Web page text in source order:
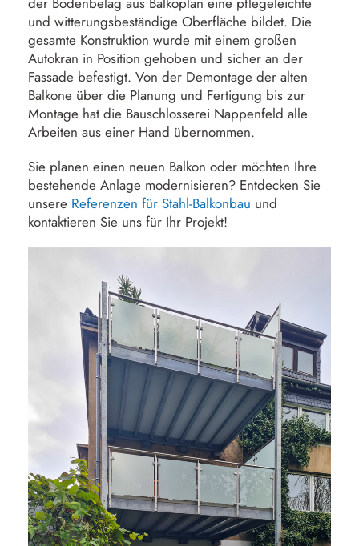
und witterungsbeständige Oberfläche bildet. Die
gesamte Konstruktion wurde mit einem großen
Autokran in Position gehoben und sicher an der
Fassade befestigt. Von der Demontage der alten
Balkone über die Planung und Fertigung bis zur
Montage hat die Bauschlosserei Nappenfeld alle
Arbeiten aus einer Hand übernommen.
Sie planen einen neuen Balkon oder möchten Ihre
bestehende Anlage modernisieren? Entdecken Sie
unsere Referenzen für Stahl-Balkonbau und
kontaktieren Sie uns für Ihr Projekt!